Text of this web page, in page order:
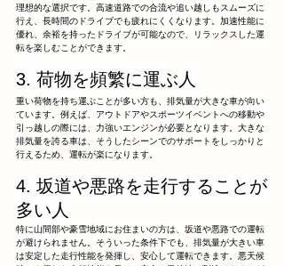
理想的な選択です。高速道路での合流や追い越しもスムーズに
行え、長時間のドライブでも疲れにくくなります。加速性能に
優れ、余裕を持ったドライブが可能なので、リラックスした運
転を楽しむことができます。
3. 荷物を頻繁に運ぶ人
重い荷物を持ち運ぶことが多い方も、排気量が大きな車が向い
ています。例えば、アウトドアやスポーツイベントへの移動や
引っ越しの際には、力強いエンジンが必要となります。大きな
排気量を誇る車は、そうしたシーンでのサポートをしっかりと
行えるため、運転が楽になります。
4. 坂道や悪路を走行することが
多い人
特に山間部や豪雪地域にお住まいの方は、坂道や悪路での運転
が避けられません。そういった条件下でも、排気量が大きい車
は安定した走行性能を発揮し、安心して運転できます。悪天候